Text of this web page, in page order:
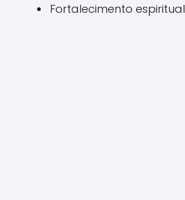
Fortalecimento espiritual